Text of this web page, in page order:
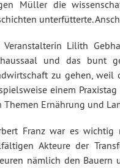
Müller die
unterfütterte.
Veranstalterin Lilith
und das bunt
zu gehen, weil
einem
Themen Ernährung und
Franz war es wichtig
Akteure der
nämlich den Bauern